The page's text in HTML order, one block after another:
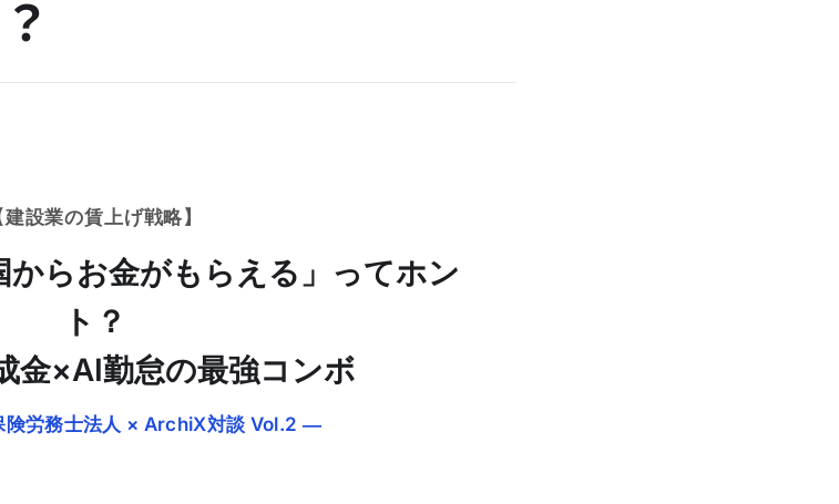
建設業の賃上げ戦略】
からお金がもらえる」ってホン
ト？
金×AI勤怠の最強コンボ
労務士法人 × ArchiX対談 Vol.2 ―